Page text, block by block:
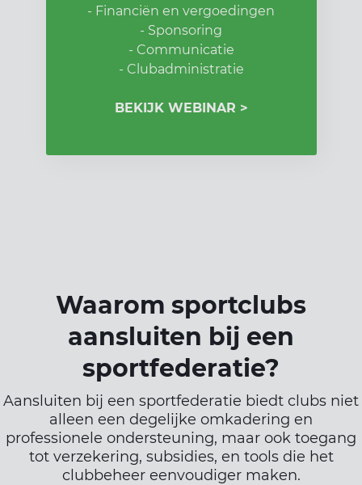
- Financiën en vergoedingen
- Sponsoring
- Communicatie
- Clubadministratie
BEKIJK WEBINAR >
Waarom sportclubs
aansluiten bij een
sportfederatie?
Aansluiten bij een sportfederatie biedt clubs niet
alleen een degelijke omkadering en
professionele ondersteuning, maar ook toegang
tot verzekering, subsidies, en tools die het
clubbeheer eenvoudiger maken.